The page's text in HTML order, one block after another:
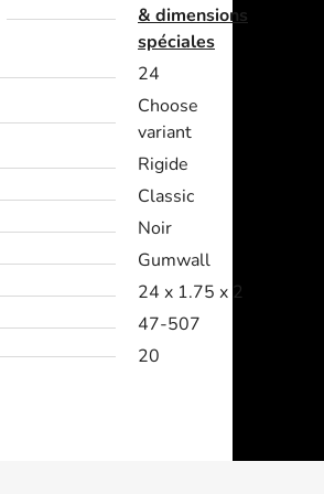
& dimensions
spéciales
24
Choose
variant
Rigide
Classic
Noir
Gumwall
24 x 1.75 x 2
47-507
20